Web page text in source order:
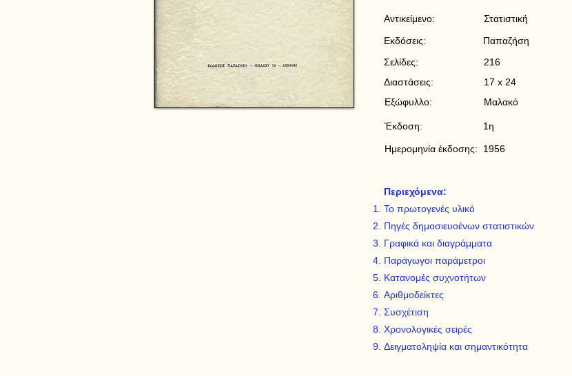
Στατιστική
Παπαζήση
216
17 x 24
Μαλακό
1η
1956
Αντικείμενο:
Εκδόσεις:
Σελίδες:
Διαστάσεις:
Εξώφυλλο:
Έκδοση:
Ημερομηνία έκδοσης:
Περιεχόμενα:
Το πρωτογενές υλικό
Πηγές δημοσιευοένων στατιστικών
Γραφικά και διαγράμματα
Παράγωγοι παράμετροι
Κατανομές συχνοτήτων
Αριθμοδείκτες
Συσχέτιση
Χρονολογικές σειρές
Δειγματοληψία και σημαντικότητα